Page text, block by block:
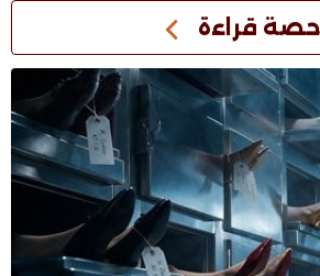
حصة قراءة